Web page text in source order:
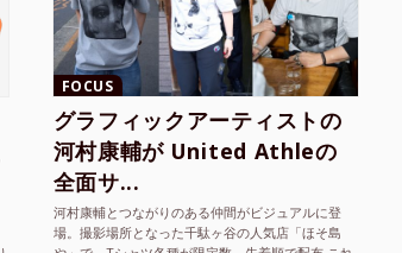
FOCUS
グラフィックアーティストの
河村康輔が United Athleの
全面サ...
河村康輔とつながりのある仲間がビジュアルに登
場。撮影場所となった千駄ヶ谷の人気店「ほそ島
や」で、Tシャツ各種が限定数、先着順で配布 これ
までUnited Athle（ユナイテッドアスレ）は、さま
ざまな...
2026.2.27 ヒラバヤシ